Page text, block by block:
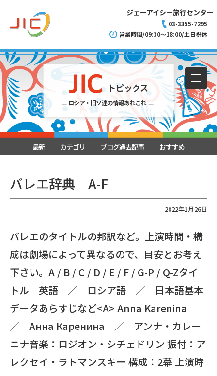
ジェーアイシー旅行センター
03-3355-7295
営業時間/09:30～18:00/土日祝休
トピックス
ロシア・旧ソ連の情報あれこれ
最新 カテゴリ ブログ過去記事 おすすめ
バレエ辞典 A-F
2022年1月26日
バレエのタイトルの邦訳など。上演時間・構
成は劇場によって異なるので、目安とお考え
下さい。A / B / C / D / E / F / G-P / Q-Zタイ
トル 英語 ／ ロシア語 ／ 日本語基本
データあらすじなど<A> Anna Karenina
／ Анна Каренина ／ アンナ・カレー
ニナ音楽：ロジオン・シチェドリン 振付：ア
レクセイ・ラトマンスキー 構成：2幕 上演時